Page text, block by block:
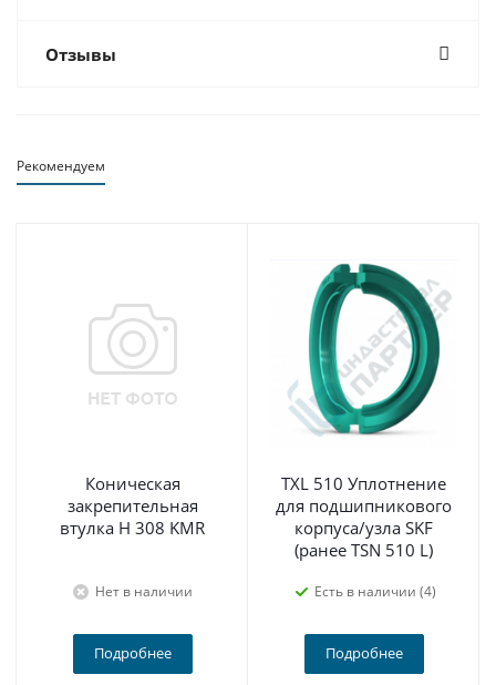
Отзывы
Рекомендуем
Коническая
закрепительная
втулка H 308 KMR
Нет в наличии
Подробнее
TXL 510 Уплотнение
для подшипникового
корпуса/узла SKF
(ранее TSN 510 L)
Есть в наличии (4)
Подробнее